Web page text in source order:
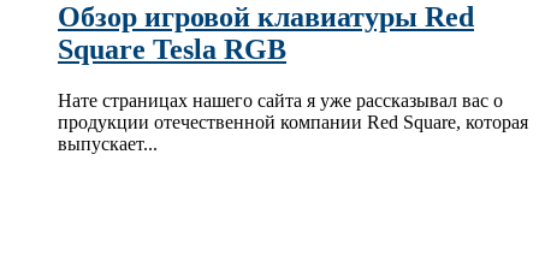
Обзор игровой клавиатуры Red
Square Tesla RGB
Нате страницах нашего сайта я уже рассказывал вас о
продукции отечественной компании Red Square, которая
выпускает...